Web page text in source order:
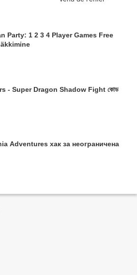
Party: 1 2 3 4 Player Games Free
- Super Dragon Shadow Fight কোড
Adventures хак за неограничена